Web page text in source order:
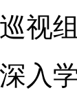
视
入